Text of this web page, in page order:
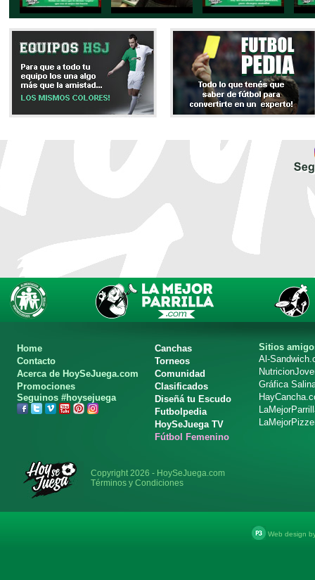
Home
Contacto
Acerca de HoySeJuega.com
Promociones
Seguinos #hoysejuega
Canchas
Torneos
Comunidad
Clasificados
Diseñá tu Escudo
Futbolpedia
HoySeJuega TV
Fútbol Femenino
Sitios
Al-
Gráfica
Copyright 2026 - HoySeJuega.com
Términos y Condiciones
Web design